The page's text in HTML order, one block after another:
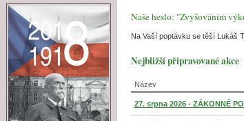
Naše heslo: "Zvyšováním
Na Vaší poptávku se těší Lukáš
Nejbližší připravované akce
Název
27. srpna 2026 - ZÁKONNÉ